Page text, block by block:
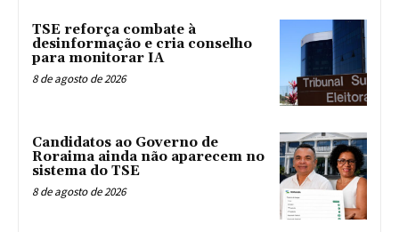
TSE reforça combate à
desinformação e cria conselho
para monitorar IA
8 de agosto de 2026
Candidatos ao Governo de
Roraima ainda não aparecem no
sistema do TSE
8 de agosto de 2026